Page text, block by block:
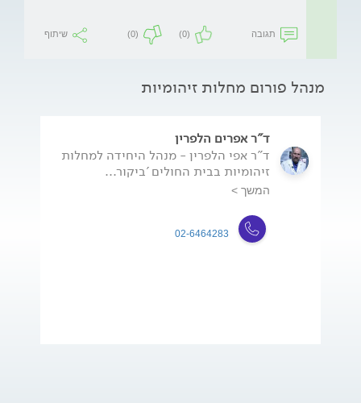
תגובה (0)
(0) שיתוף
מנהל פורום מחלות זיהומיות
ד"ר אפרים הלפרין
ד"ר אפי הלפרין - מנהל היחידה למחלות
זיהומיות בבית החולים 'ביקור...
המשך >
02-6464283